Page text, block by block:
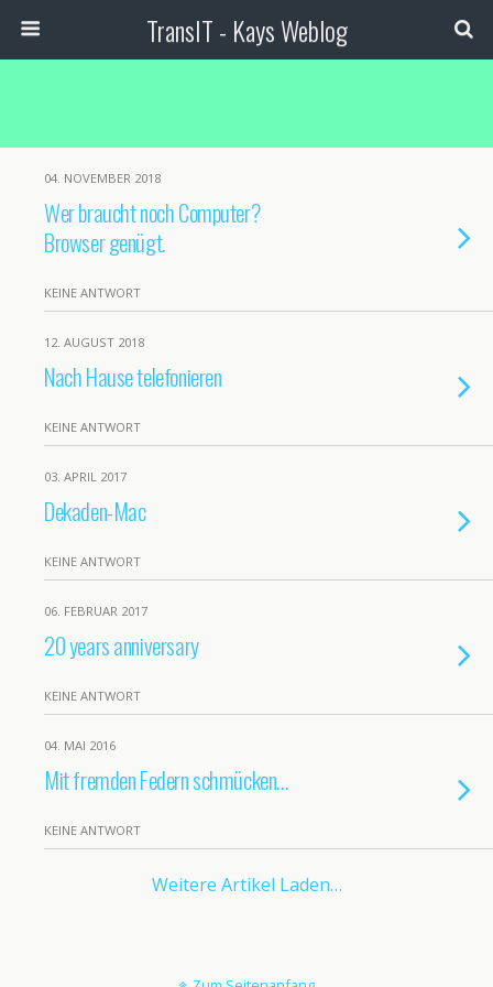
TransIT - Kays Weblog
04. NOVEMBER 2018
Wer braucht noch Computer?
Browser genügt.
KEINE ANTWORT
12. AUGUST 2018
Nach Hause telefonieren
KEINE ANTWORT
03. APRIL 2017
Dekaden-Mac
KEINE ANTWORT
06. FEBRUAR 2017
20 years anniversary
KEINE ANTWORT
04. MAI 2016
Mit fremden Federn schmücken…
KEINE ANTWORT
Weitere Artikel Laden…